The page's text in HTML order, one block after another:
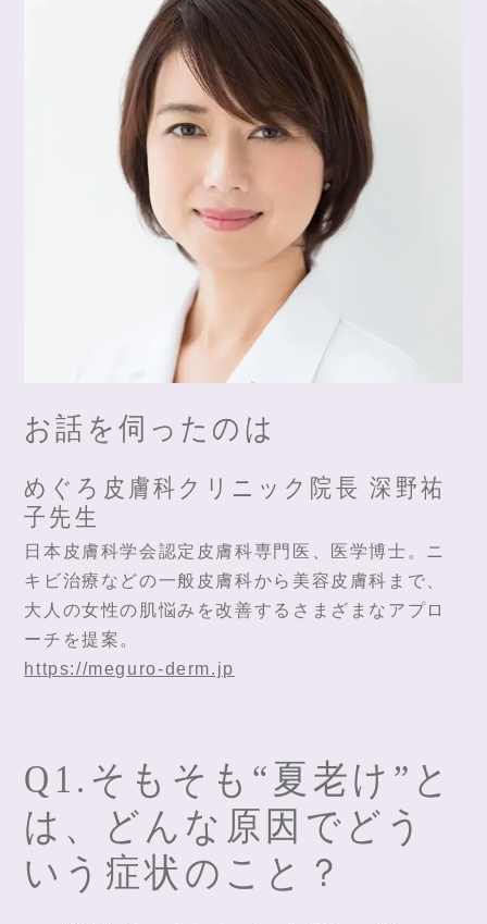
お話を伺ったのは
めぐろ皮膚科クリニック院長 深野祐
子先生
日本皮膚科学会認定皮膚科専門医、医学博士。ニ
キビ治療などの一般皮膚科から美容皮膚科まで、
大人の女性の肌悩みを改善するさまざまなアプロ
ーチを提案。
https://meguro-derm.jp
Q1.そもそも“夏老け”と
は、どんな原因でどう
いう症状のこと？